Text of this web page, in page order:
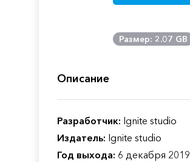
Размер: 2.07 GB
Описание
Разработчик: Ignite studio
Издатель: Ignite studio
Год выхода: 6 декабря 2019